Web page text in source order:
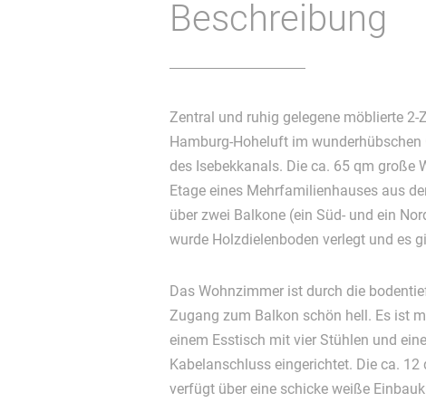
Beschreibung
Zentral und ruhig gelegene möblierte 2-
Hamburg-Hoheluft im wunderhübschen
des Isebekkanals. Die ca. 65 qm große
Etage eines Mehrfamilienhauses aus
über zwei Balkone (ein Süd- und ein
wurde Holzdielenboden verlegt und es
Das Wohnzimmer ist durch die
Zugang zum Balkon schön hell. Es ist
einem Esstisch mit vier Stühlen und
Kabelanschluss eingerichtet. Die ca.
verfügt über eine schicke weiße